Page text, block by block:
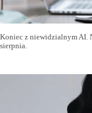
Koniec z niewidzialnym AI.
sierpnia.